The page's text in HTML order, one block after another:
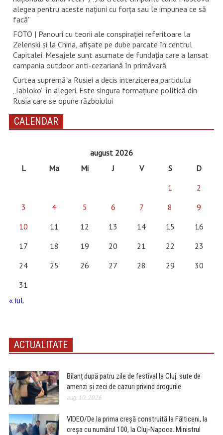
alegea pentru aceste națiuni cu forța sau le impunea ce să
facă”
FOTO | Panouri cu teorii ale conspirației referitoare la
Zelenski și la China, afișate pe dube parcate în centrul
Capitalei. Mesajele sunt asumate de fundația care a lansat
campania outdoor anti-cezariană în primăvară
Curtea supremă a Rusiei a decis interzicerea partidului
„Iabloko” în alegeri. Este singura formațiune politică din
Rusia care se opune războiului
CALENDAR
august 2026
L
Ma Mi J V S
D
1
2
3
4 5 6 7 8
9
10
11 12 13 14 15
16
17
18 19 20 21 22
23
24
25 26 27 28 29
30
31
« iul.
ACTUALITATE
Bilanț după patru zile de festival la Cluj: sute de
amenzi și zeci de cazuri privind drogurile
aug. 10, 2026
VIDEO/De la prima creșă construită la Fălticeni, la
creșa cu numărul 100, la Cluj-Napoca. Ministrul